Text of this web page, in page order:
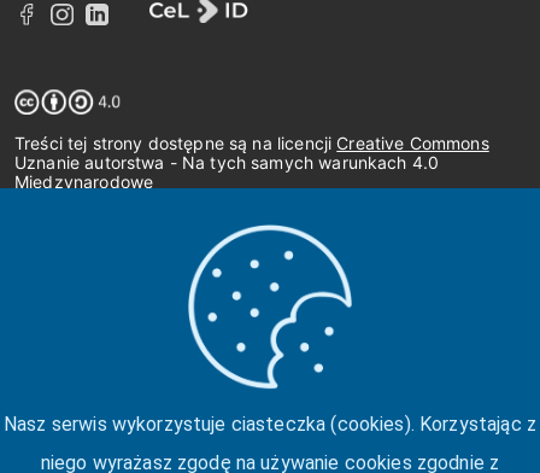
Treści tej strony dostępne są na licencji Creative Commons
Uznanie autorstwa - Na tych samych warunkach 4.0
Międzynarodowe
Nasz serwis wykorzystuje ciasteczka (cookies). Korzystając z
niego wyrażasz zgodę na używanie cookies zgodnie z